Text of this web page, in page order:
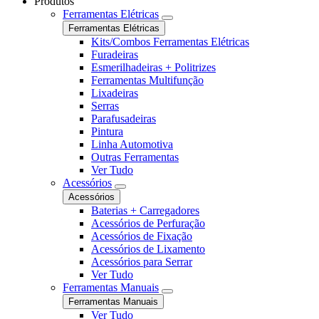
Ferramentas Elétricas
Ferramentas Elétricas
Kits/Combos Ferramentas Elétricas
Furadeiras
Esmerilhadeiras + Politrizes
Ferramentas Multifunção
Lixadeiras
Serras
Parafusadeiras
Pintura
Linha Automotiva
Outras Ferramentas
Ver Tudo
Acessórios
Acessórios
Baterias + Carregadores
Acessórios de Perfuração
Acessórios de Fixação
Acessórios de Lixamento
Acessórios para Serrar
Ver Tudo
Ferramentas Manuais
Ferramentas Manuais
Ver Tudo